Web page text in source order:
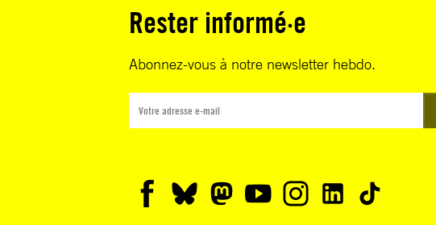
Rester informé·e
Abonnez-vous à notre newsletter hebdo.